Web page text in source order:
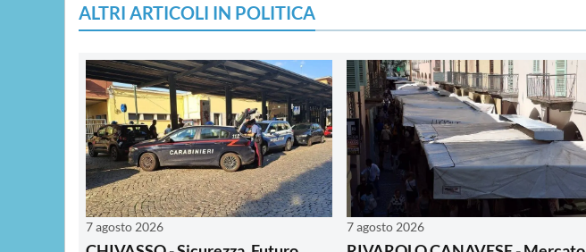
ALTRI ARTICOLI IN POLITICA
7 agosto 2026 7 agosto 2026